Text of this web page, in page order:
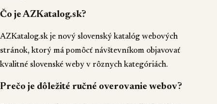
Čo je AZKatalog.sk?
AZKatalog.sk je nový slovenský katalóg webových
stránok, ktorý má pomôcť návštevníkom objavovať
kvalitné slovenské weby v rôznych kategóriách.
Prečo je dôležité ručné overovanie webov?